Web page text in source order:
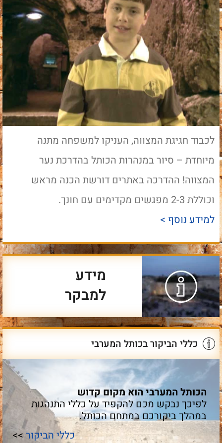
לכבוד חגיגת המצווה, העניקו למשפחה מתנה
מיוחדת – סיור במנהרות הכותל בהדרכת נער
המצווה! ההדרכה באתרים דורשת הכנה מראש
וכוללת 2-3 מפגשים מקדימים עם חונך.
למידע נוסף >
מידע
למבקר
כללי הביקור בכותל המערבי
הכותל המערבי הוא מקום קדוש
לפיכך נבקש מכם להקפיד על כללי התנהגות
במהלך ביקורכם במתחם הכותל.
כללי הביקור >>